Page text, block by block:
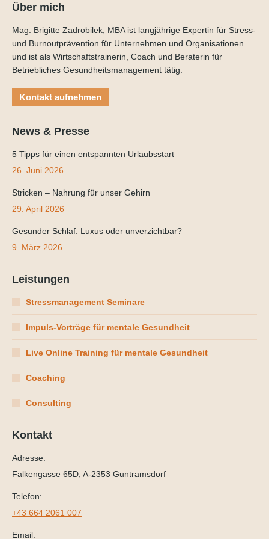
Über mich
Mag. Brigitte Zadrobilek, MBA ist langjährige Expertin für Stress-
und Burnoutprävention für Unternehmen und Organisationen
und ist als Wirtschaftstrainerin, Coach und Beraterin für
Betriebliches Gesundheitsmanagement tätig.
Kontakt aufnehmen
News & Presse
5 Tipps für einen entspannten Urlaubsstart
26. Juni 2026
Stricken – Nahrung für unser Gehirn
29. April 2026
Gesunder Schlaf: Luxus oder unverzichtbar?
9. März 2026
Leistungen
Stressmanagement Seminare
Impuls-Vorträge für mentale Gesundheit
Live Online Training für mentale Gesundheit
Coaching
Consulting
Kontakt
Adresse:
Falkengasse 65D, A-2353 Guntramsdorf
Telefon:
+43 664 2061 007
Email: